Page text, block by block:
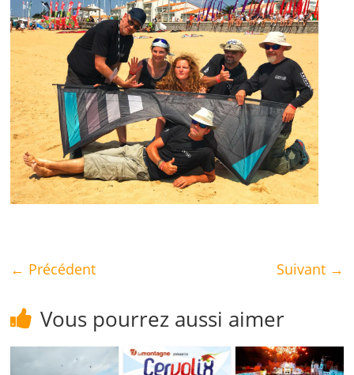
← Précédent Suivant →
Vous pourrez aussi aimer